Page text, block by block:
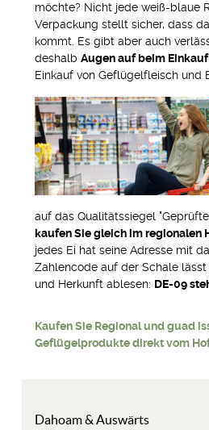
möchte? Nicht jede weiß-blaue
Verpackung stellt sicher, dass
kommt. Es gibt aber auch
deshalb Augen auf beim
Einkauf von Geflügelfleisch und
auf das Qualitätssiegel
kaufen Sie gleich im regionalen
jedes Ei hat seine Adresse mit
Zahlencode auf der Schale
und Herkunft ablesen: DE-09
Kaufen Sie Regional und guad
Geflügelprodukte direkt vom
Dahoam & Auswärts